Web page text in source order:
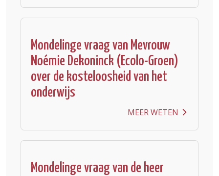
Mondelinge vraag van Mevrouw
Noémie Dekoninck (Ecolo-Groen)
over de kosteloosheid van het
onderwijs
MEER WETEN
Mondelinge vraag van de heer